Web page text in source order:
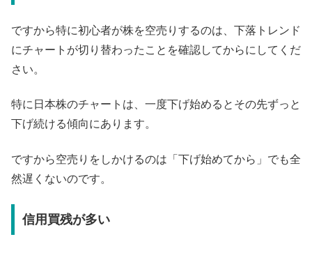
ですから特に初心者が株を空売りするのは、下落トレンド
にチャートが切り替わったことを確認してからにしてくだ
さい。
特に日本株のチャートは、一度下げ始めるとその先ずっと
下げ続ける傾向にあります。
ですから空売りをしかけるのは「下げ始めてから」でも全
然遅くないのです。
信用買残が多い